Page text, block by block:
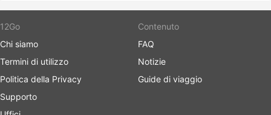
12Go
Chi siamo
Termini di utilizzo
Politica della Privacy
Supporto
Contenuto
FAQ
Notizie
Guide di viaggio